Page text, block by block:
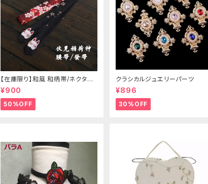
【在庫限り】和風 和柄帯/ネクタイ/
リボン（狐面/金魚
¥900
50%OFF
クラシカルジュエリーパーツ
¥896
30%OFF